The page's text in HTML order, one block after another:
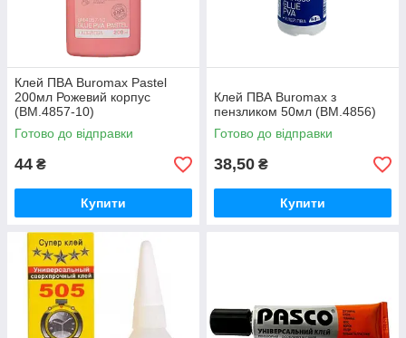
Клей ПВА Buromax Pastel
200мл Рожевий корпус
(BM.4857-10)
Готово до відправки
44 ₴
Купити
Клей ПВА Buromax з
пензликом 50мл (BM.4856)
Готово до відправки
38,50 ₴
Купити